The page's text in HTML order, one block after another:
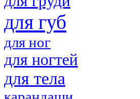
для губ
для ног
для ногтей
для тела